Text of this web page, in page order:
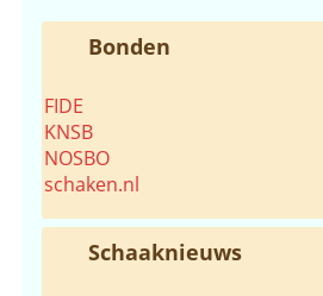
Bonden
FIDE
KNSB
NOSBO
schaken.nl
Schaaknieuws